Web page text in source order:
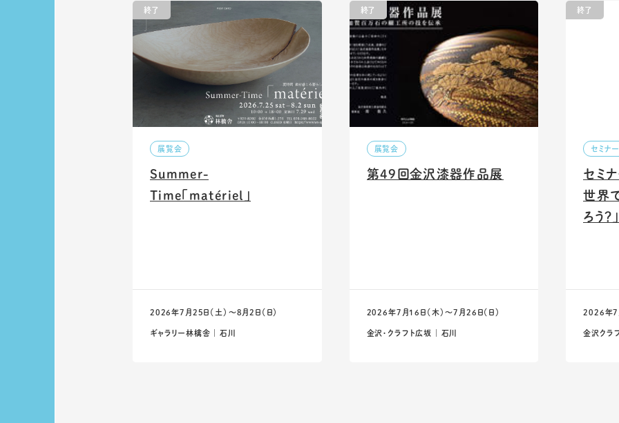
終了
展覧会
Summer-
Time「matériel」
2026年7月25日（土）〜8月2日（日）
ギャラリー林檎舎 ｜ 石川
終了
展覧会
第49回金沢漆器作品展
2026年7月16日（木）〜7月26日（日）
金沢・クラフト広坂 ｜ 石川
終了
セミナ
セミ
世界
ろう
2026年7
金沢クラ